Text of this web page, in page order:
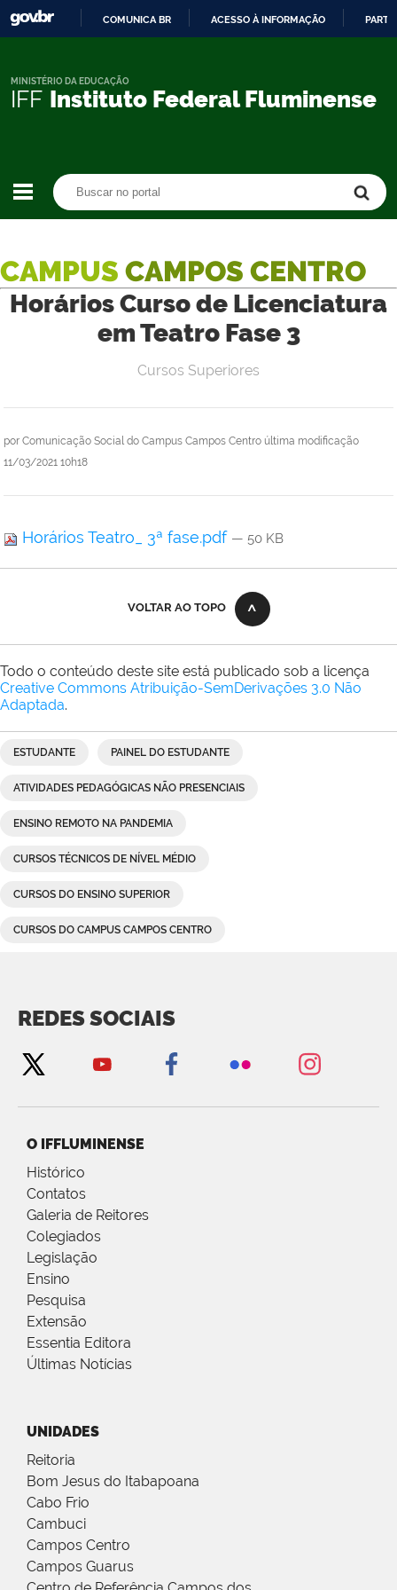
CONTEÚDO
COMUNICA BR ACESSO À INFORMAÇÃO
IFF Instituto Federal Fluminense
MINISTÉRIO DA EDUCAÇÃO
CAMPUS CAMPOS CENTRO
Horários Curso de Licenciatura
em Teatro Fase 3
por Comunicação Social do Campus Campos Centro última modificação
11/03/2021 10h18
Cursos Superiores
Horários Teatro_ 3ª fase.pdf — 50 KB
VOLTAR AO TOPO
Todo o conteúdo deste site está publicado sob a licença
Creative Commons Atribuição-SemDerivações 3.0 Não
Adaptada.
ESTUDANTE PAINEL DO ESTUDANTE
ATIVIDADES PEDAGÓGICAS NÃO PRESENCIAIS
ENSINO REMOTO NA PANDEMIA
CURSOS TÉCNICOS DE NÍVEL MÉDIO
CURSOS DO ENSINO SUPERIOR
CURSOS DO CAMPUS CAMPOS CENTRO
REDES SOCIAIS
O IFFLUMINENSE
Histórico
Contatos
Galeria de Reitores
Colegiados
Legislação
Ensino
Pesquisa
Extensão
Essentia Editora
Últimas Notícias
UNIDADES
Reitoria
Bom Jesus do Itabapoana
Cabo Frio
Cambuci
Campos Centro
Campos Guarus